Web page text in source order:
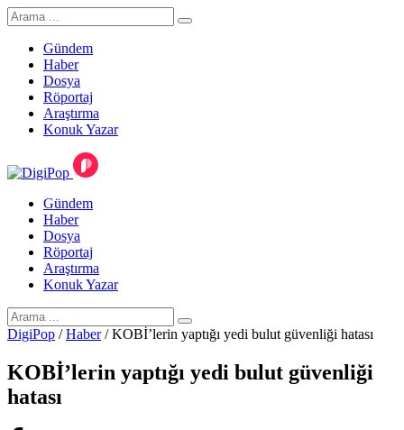
Gündem
Haber
Dosya
Röportaj
Araştırma
Konuk Yazar
Gündem
Haber
Dosya
Röportaj
Araştırma
Konuk Yazar
DigiPop /Haber/KOBİ’lerin yaptığı yedi bulut güvenliği hatası
KOBİ’lerin yaptığı yedi bulut güvenliği
hatası